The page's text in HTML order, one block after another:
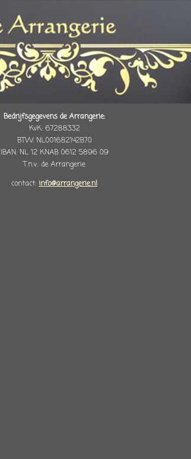
Bedrijfsgegevens de Arrangerie:
KvK: 67288332
BTW: NL001682142B70
IBAN: NL 12 KNAB 0612 5896 09
T.n.v.: de Arrangerie
contact: info@arrangerie.nl